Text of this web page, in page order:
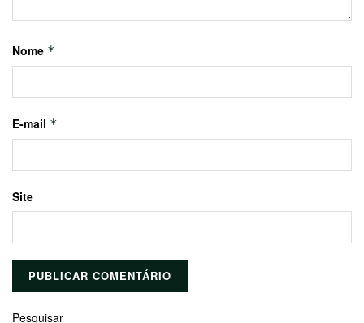
Nome *
E-mail *
Site
Pesquisar